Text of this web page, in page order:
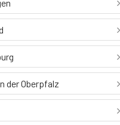
der Oberpfalz